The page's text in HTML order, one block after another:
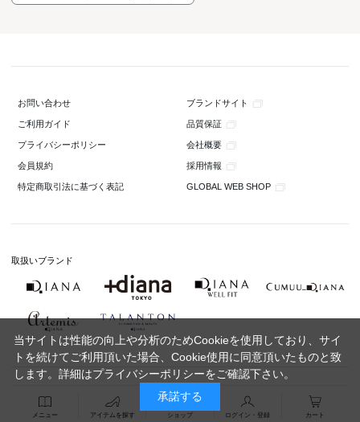
お問い合わせ ブランドサイト
ご利用ガイド 品質保証
プライバシーポリシー 会社概要
会員規約 採用情報
特定商取引法に基づく表記 GLOBAL WEB SHOP
取扱いブランド
メニュー アイテムを探す ショップ ログイン・登録 カート
当サイトは性能の向上や分析のためCookieを使用しており、サイ
トを続けてご利用頂いた場合、Cookie使用に同意頂いたものと致
します。詳細はプライバシーポリシーをご確認下さい。
承諾する